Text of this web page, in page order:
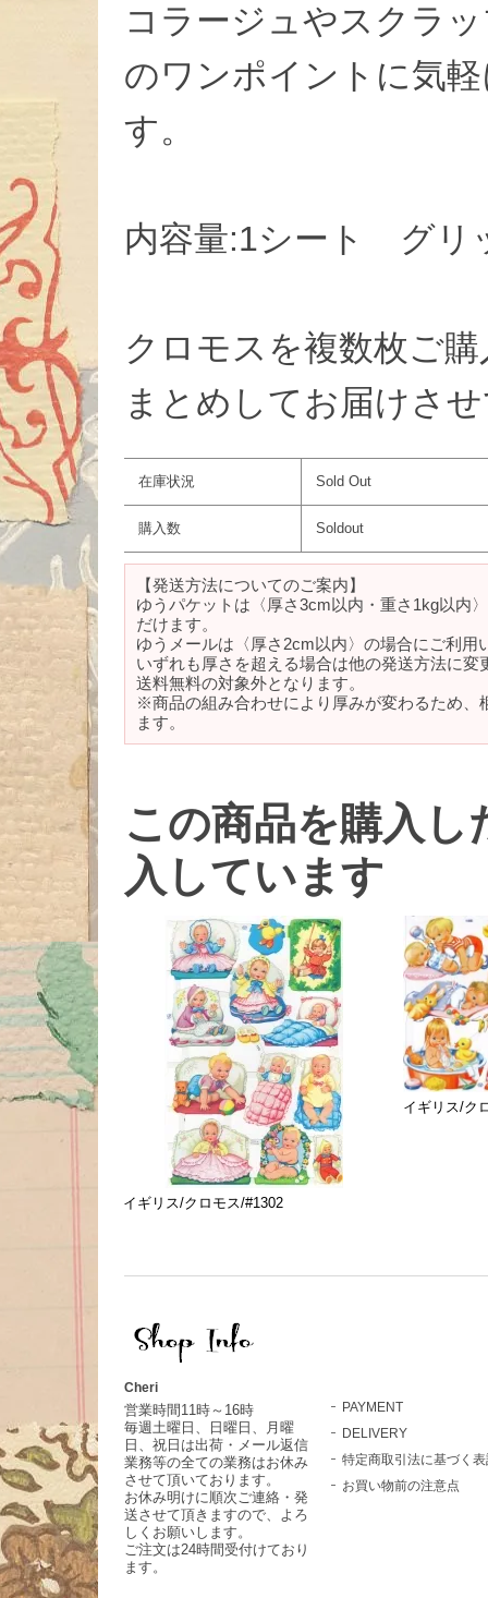
コラージュやスクラ
のワンポイントに気
す。
内容量:1シート グリ
クロモスを複数枚ご
まとめしてお届けさ
在庫状況 Sold Out
購入数 Soldout
【発送方法についてのご案内】
ゆうパケットは〈厚さ3cm以内・重さ1kg以内
だけます。
ゆうメールは〈厚さ2cm以内〉の場合にご利用
いずれも厚さを超える場合は他の発送方法に変
送料無料の対象外となります。
※商品の組み合わせにより厚みが変わるため、
ます。
この商品を購入し
入しています
イギリス/クロモス/#1302
イギリス/ク
Cheri
営業時間11時～16時
毎週土曜日、日曜日、月曜
日、祝日は出荷・メール返信
業務等の全ての業務はお休み
させて頂いております。
お休み明けに順次ご連絡・発
送させて頂きますので、よろ
しくお願いします。
ご注文は24時間受付けており
ます。
PAYMENT
DELIVERY
特定商取引法に基づく
お買い物前の注意点